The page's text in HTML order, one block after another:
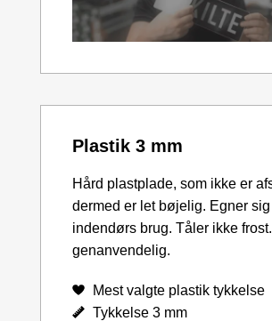
Plastik 3 mm
Hård plastplade, som ikke er
dermed er let bøjelig. Egner sig
indendørs brug. Tåler ikke
genanvendelig.
Mest valgte plastik tykkelse
Tykkelse 3 mm